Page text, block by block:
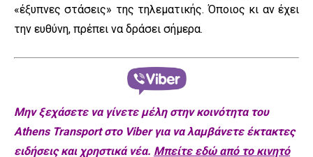
«έξυπνες στάσεις» της τηλεματικής. Όποιος κι αν έχει
την ευθύνη, πρέπει να δράσει σήμερα.
Μην ξεχάσετε να γίνετε μέλη στην κοινότητα του
Athens Transport στο Viber για να λαμβάνετε έκτακτες
ειδήσεις και χρηστικά νέα. Μπείτε εδώ από το κινητό